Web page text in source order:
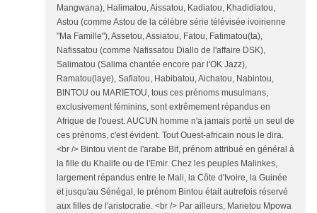
Mangwana), Halimatou, Aissatou, Kadiatou, Khadidiatou,
Astou (comme Astou de la célèbre série télévisée ivoirienne
"Ma Famille"), Assetou, Assiatou, Fatou, Fatimatou(ta),
Nafissatou (comme Nafissatou Diallo de l'affaire DSK),
Salimatou (Salima chantée encore par l'OK Jazz),
Ramatou(laye), Safiatou, Habibatou, Aichatou, Nabintou,
BINTOU ou MARIETOU, tous ces prénoms musulmans,
exclusivement féminins, sont extrêmement répandus en
Afrique de l'ouest. AUCUN homme n'a jamais porté un seul de
ces prénoms, c'est évident. Tout Ouest-africain nous le dira.
<br /> Bintou vient de l'arabe Bit, prénom attribué en général à
la fille du Khalife ou de l'Emir. Chez les peuples Malinkes,
largement répandus entre le Mali, la Côte d'Ivoire, la Guinée
et jusqu'au Sénégal, le prénom Bintou était autrefois réservé
aux filles de l'aristocratie. <br /> Par ailleurs, Marietou Mpowa